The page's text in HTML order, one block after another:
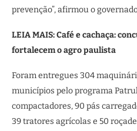
prevenção”, afirmou o
LEIA MAIS: Café e cachaça:
fortalecem o agro paulista
Foram entregues 304
municípios pelo programa
compactadores, 90 pás
39 tratores agrícolas e 50